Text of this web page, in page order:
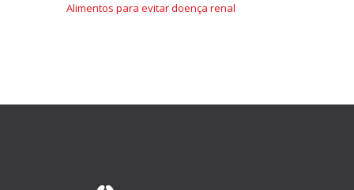
Alimentos para evitar doença renal